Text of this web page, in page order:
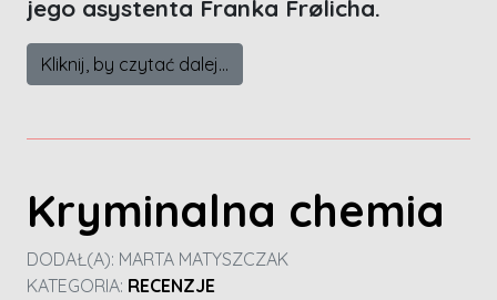
jego asystenta Franka Frølicha.
Kliknij, by czytać dalej...
Kryminalna chemia
DODAŁ(A): MARTA MATYSZCZAK
KATEGORIA: RECENZJE